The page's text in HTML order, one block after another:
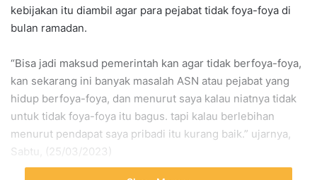
kebijakan itu diambil agar para pejabat tidak foya-foya di
bulan ramadan.
“Bisa jadi maksud pemerintah kan agar tidak berfoya-foya,
kan sekarang ini banyak masalah ASN atau pejabat yang
hidup berfoya-foya, dan menurut saya kalau niatnya tidak
untuk tidak foya-foya itu bagus. tapi kalau berlebihan
menurut pendapat saya pribadi itu kurang baik.” ujarnya,
Sabtu, (25/03/2023)